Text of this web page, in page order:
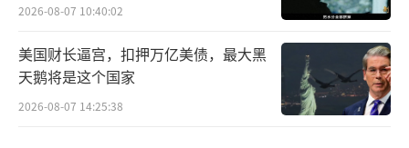
泉进次郎在视察琉球群岛一处自卫队基地时表
示，将如期在该基地部署中程防空导弹。资料
显示，该基地所在的与那国岛距离中国台湾岛
2026-08-07 10:40:02
美国财长逼宫，扣押万亿美债，最大黑
天鹅将是这个国家
2026-08-07 14:25:38